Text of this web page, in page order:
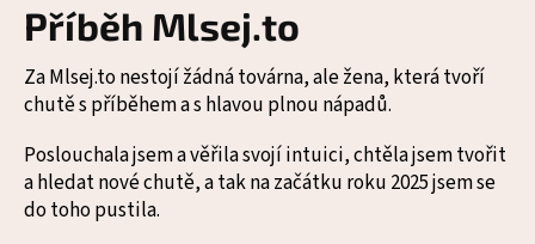
Příběh Mlsej.to
Za Mlsej.to nestojí žádná továrna, ale žena, která tvoří
chutě s příběhem a s hlavou plnou nápadů.
Poslouchala jsem a věřila svojí intuici, chtěla jsem tvořit
a hledat nové chutě, a tak na začátku roku 2025 jsem se
do toho pustila.